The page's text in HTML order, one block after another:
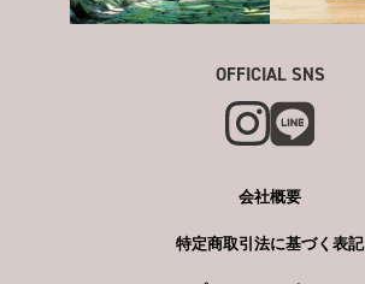
OFFICIAL SNS
会社概要
特定商取引法に基づく表記